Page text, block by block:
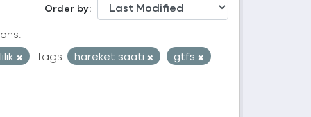
Order by
Tags: hareket saati
gtfs